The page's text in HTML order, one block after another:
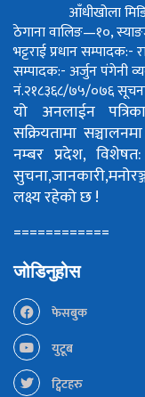
आँधीखोला
ठेगाना वालिङ—१०,
भट्टराईप्रधान सम्पादक:-
सम्पादक:- अर्जुन पंगेनी
नं.२१८३६८/७५/०७६
यो अनलाईन
सक्रियतामा
नम्बर प्रदेश,
लक्ष्य रहेको छ !
============
जोडिनुहोस
फेसबुक
युटूब
ट्विटहरु